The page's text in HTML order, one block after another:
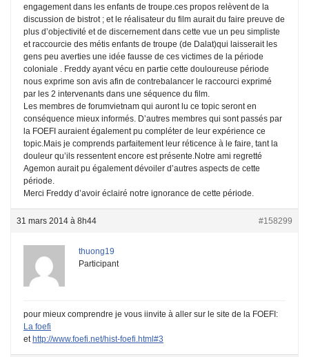
engagement dans les enfants de troupe.ces propos relèvent de la
discussion de bistrot ; et le réalisateur du film aurait du faire preuve de
plus d’objectivité et de discernement dans cette vue un peu simpliste
et raccourcie des métis enfants de troupe (de Dalat)qui laisserait les
gens peu averties une idée fausse de ces victimes de la période
coloniale . Freddy ayant vécu en partie cette douloureuse période
nous exprime son avis afin de contrebalancer le raccourci exprimé
par les 2 intervenants dans une séquence du film.
Les membres de forumvietnam qui auront lu ce topic seront en
conséquence mieux informés. D’autres membres qui sont passés par
la FOEFI auraient également pu compléter de leur expérience ce
topic.Mais je comprends parfaitement leur réticence à le faire, tant la
douleur qu’ils ressentent encore est présente.Notre ami regretté
Agemon aurait pu également dévoiler d’autres aspects de cette
période.
Merci Freddy d’avoir éclairé notre ignorance de cette période.
31 mars 2014 à 8h44 #158299
thuong19
Participant
pour mieux comprendre je vous iinvite à aller sur le site de la FOEFI:
La foefi
et http://www.foefi.net/hist-foefi.html#3